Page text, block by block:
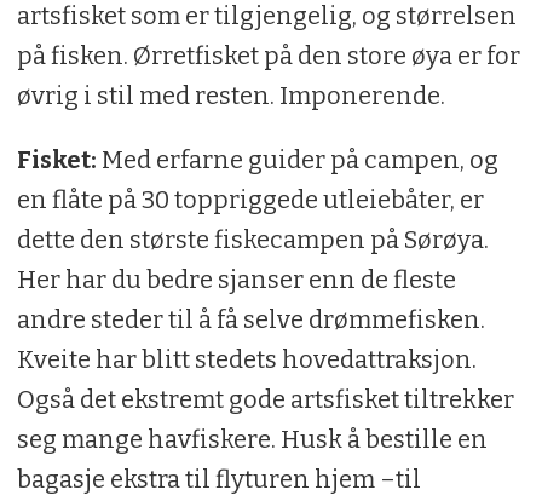
artsfisket som er tilgjengelig, og størrelsen
på fisken. Ørretfisket på den store øya er for
øvrig i stil med resten. Imponerende.
Fisket: Med erfarne guider på campen, og
en flåte på 30 toppriggede utleiebåter, er
dette den største fiskecampen på Sørøya.
Her har du bedre sjanser enn de fleste
andre steder til å få selve drømmefisken.
Kveite har blitt stedets hovedattraksjon.
Også det ekstremt gode artsfisket tiltrekker
seg mange havfiskere. Husk å bestille en
bagasje ekstra til flyturen hjem –til